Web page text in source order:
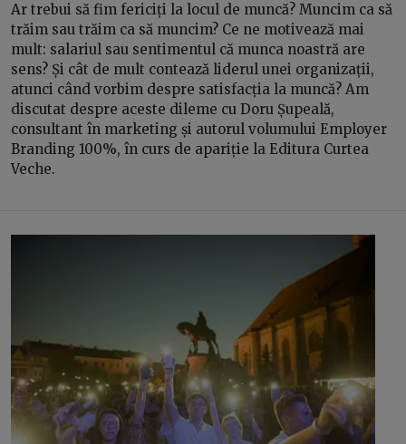
Ar trebui să fim fericiți la locul de muncă? Muncim ca să
trăim sau trăim ca să muncim? Ce ne motivează mai
mult: salariul sau sentimentul că munca noastră are
sens? Și cât de mult contează liderul unei organizații,
atunci când vorbim despre satisfacția la muncă? Am
discutat despre aceste dileme cu Doru Șupeală,
consultant în marketing și autorul volumului Employer
Branding 100%, în curs de apariție la Editura Curtea
Veche.